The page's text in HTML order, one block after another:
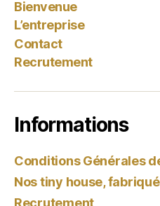
Bienvenue
L’entreprise
Contact
Recrutement
Informations
Conditions Générales
Nos tiny house,